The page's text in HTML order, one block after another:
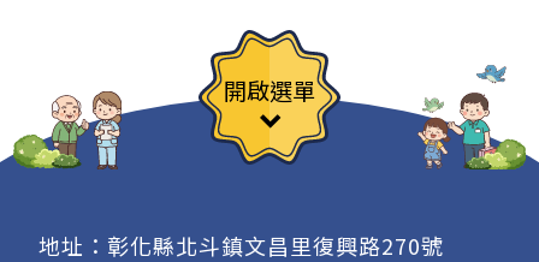
開啟選單
地址：彰化縣北斗鎮文昌里復興路270號